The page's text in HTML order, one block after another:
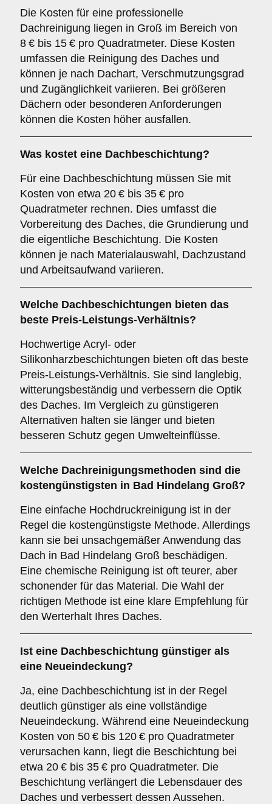
Die Kosten für eine professionelle
Dachreinigung liegen in Groß im Bereich von
8 € bis 15 € pro Quadratmeter. Diese Kosten
umfassen die Reinigung des Daches und
können je nach Dachart, Verschmutzungsgrad
und Zugänglichkeit variieren. Bei größeren
Dächern oder besonderen Anforderungen
können die Kosten höher ausfallen.
Was kostet eine Dachbeschichtung?
Für eine Dachbeschichtung müssen Sie mit
Kosten von etwa 20 € bis 35 € pro
Quadratmeter rechnen. Dies umfasst die
Vorbereitung des Daches, die Grundierung und
die eigentliche Beschichtung. Die Kosten
können je nach Materialauswahl, Dachzustand
und Arbeitsaufwand variieren.
Welche Dachbeschichtungen bieten das
beste Preis-Leistungs-Verhältnis?
Hochwertige Acryl- oder
Silikonharzbeschichtungen bieten oft das beste
Preis-Leistungs-Verhältnis. Sie sind langlebig,
witterungsbeständig und verbessern die Optik
des Daches. Im Vergleich zu günstigeren
Alternativen halten sie länger und bieten
besseren Schutz gegen Umwelteinflüsse.
Welche Dachreinigungsmethoden sind die
kostengünstigsten in Bad Hindelang Groß?
Eine einfache Hochdruckreinigung ist in der
Regel die kostengünstigste Methode. Allerdings
kann sie bei unsachgemäßer Anwendung das
Dach in Bad Hindelang Groß beschädigen.
Eine chemische Reinigung ist oft teurer, aber
schonender für das Material. Die Wahl der
richtigen Methode ist eine klare Empfehlung für
den Werterhalt Ihres Daches.
Ist eine Dachbeschichtung günstiger als
eine Neueindeckung?
Ja, eine Dachbeschichtung ist in der Regel
deutlich günstiger als eine vollständige
Neueindeckung. Während eine Neueindeckung
Kosten von 50 € bis 120 € pro Quadratmeter
verursachen kann, liegt die Beschichtung bei
etwa 20 € bis 35 € pro Quadratmeter. Die
Beschichtung verlängert die Lebensdauer des
Daches und verbessert dessen Aussehen.